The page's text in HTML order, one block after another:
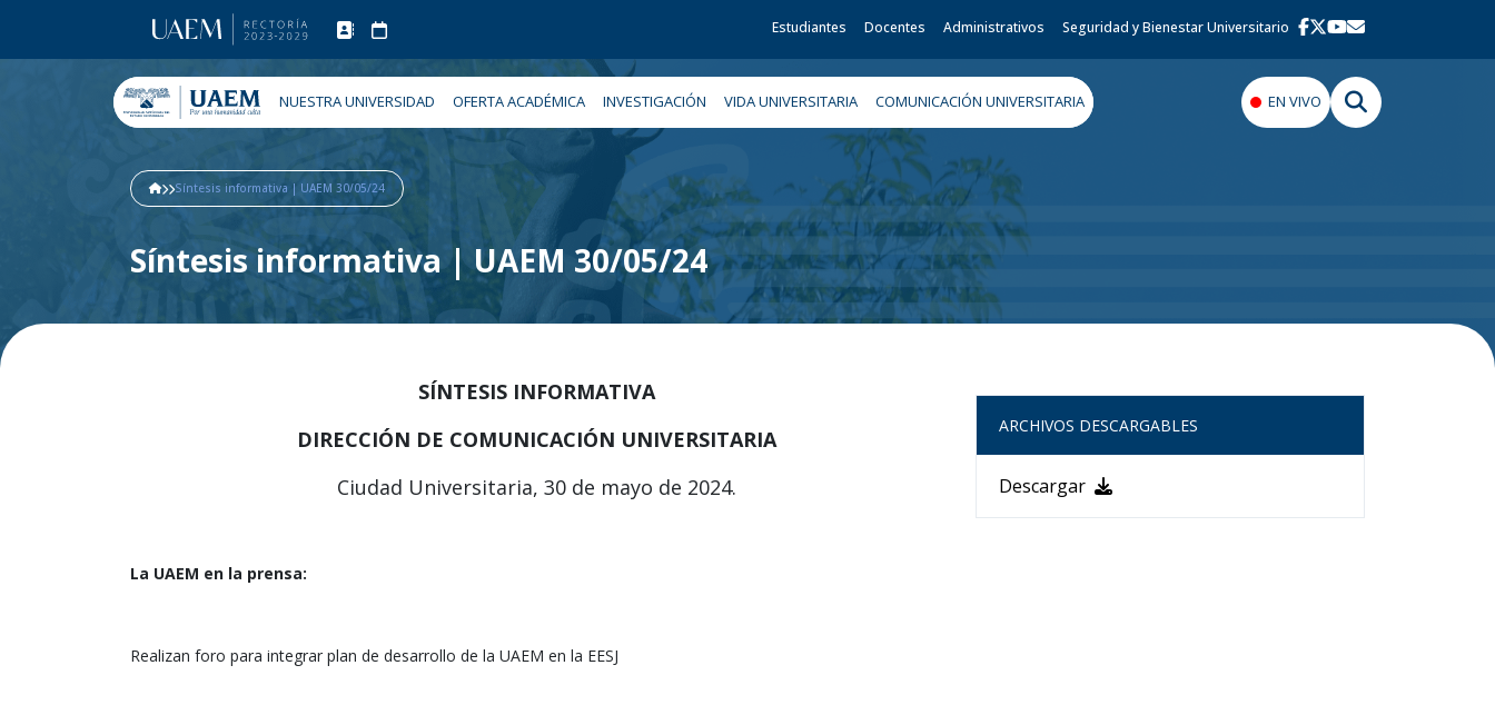
Estudiantes Docentes Administrativos Seguridad y Bienestar Universitario
NUESTRA UNIVERSIDAD OFERTA ACADÉMICA INVESTIGACIÓN VIDA UNIVERSITARIA COMUNICACIÓN UNIVERSITARIA EN VIVO
Síntesis informativa | UAEM 30/05/24
Síntesis informativa | UAEM 30/05/24
SÍNTESIS INFORMATIVA
DIRECCIÓN DE COMUNICACIÓN UNIVERSITARIA
Ciudad Universitaria, 30 de mayo de 2024.
La UAEM en la prensa:
Realizan foro para integrar plan de desarrollo de la UAEM en la EESJ
ARCHIVOS DESCARGABLES
Descargar